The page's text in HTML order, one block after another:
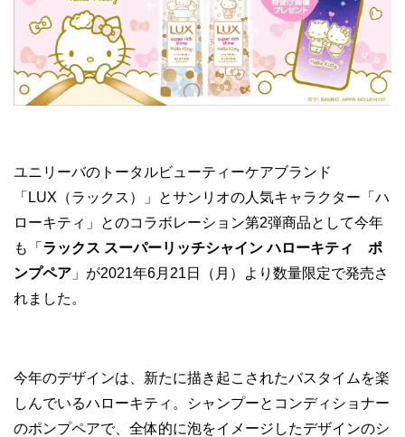
ユニリーバのトータルビューティーケアブランド
「LUX（ラックス）」とサンリオの人気キャラクター「ハ
ローキティ」とのコラボレーション第2弾商品として今年
も「 ラックス スーパーリッチシャイン ハローキティ ポ
ンプペア 」が2021年6月21日（月）より数量限定で発売さ
れました。
今年のデザインは、新たに描き起こされたバスタイムを楽
しんでいるハローキティ。シャンプーとコンディショナー
のポンプペアで、全体的に泡をイメージしたデザインのシ